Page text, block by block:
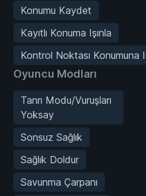
Konumu Kaydet
Kayıtlı Konuma Işınla
Kontrol Noktası Konumuna
Oyuncu Modları
Tanrı Modu/Vuruşları
Yoksay
Sonsuz Sağlık
Sağlık Doldur
Savunma Çarpanı